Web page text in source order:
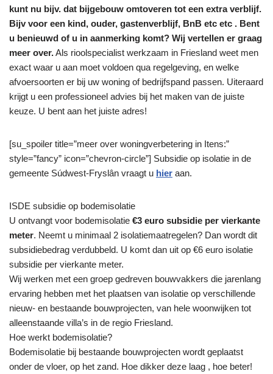
kunt nu bijv. dat bijgebouw omtoveren tot een extra verblijf.
Bijv voor een kind, ouder, gastenverblijf, BnB etc etc . Bent
u benieuwd of u in aanmerking komt? Wij vertellen er graag
meer over.Als rioolspecialist werkzaam in Friesland weet men
exact waar u aan moet voldoen qua regelgeving, en welke
afvoersoorten er bij uw woning of bedrijfspand passen. Uiteraard
krijgt u een professioneel advies bij het maken van de juiste
keuze. U bent aan het juiste adres!
[su_spoiler title=”meer over woningverbetering in Itens:”
style=”fancy” icon=”chevron-circle”] Subsidie op isolatie in de
gemeente Súdwest-Fryslân vraagt u hier aan.
ISDE subsidie op bodemisolatie
U ontvangt voor bodemisolatie €3 euro subsidie per vierkante
meter. Neemt u minimaal 2 isolatiemaatregelen? Dan wordt dit
subsidiebedrag verdubbeld. U komt dan uit op €6 euro isolatie
subsidie per vierkante meter.
Wij werken met een groep gedreven bouwvakkers die jarenlang
ervaring hebben met het plaatsen van isolatie op verschillende
nieuw- en bestaande bouwprojecten, van hele woonwijken tot
alleenstaande villa’s in de regio Friesland.
Hoe werkt bodemisolatie?
Bodemisolatie bij bestaande bouwprojecten wordt geplaatst
onder de vloer, op het zand. Hoe dikker deze laag , hoe beter!